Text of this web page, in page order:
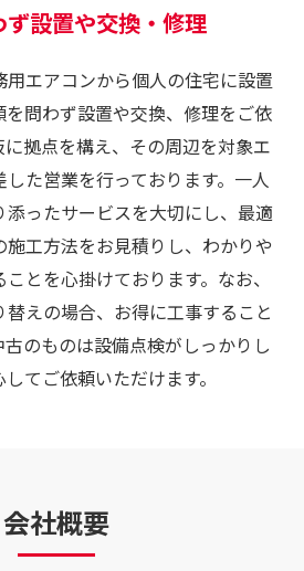
設置や交換・修理
エアコンから個人の住宅に設置
を問わず設置や交換、修理をご依
拠点を構え、その周辺を対象エ
た営業を行っております。一人
添ったサービスを大切にし、最適
工方法をお見積りし、わかりや
とを心掛けております。なお、
えの場合、お得に工事すること
のものは設備点検がしっかりし
てご依頼いただけます。
会社概要